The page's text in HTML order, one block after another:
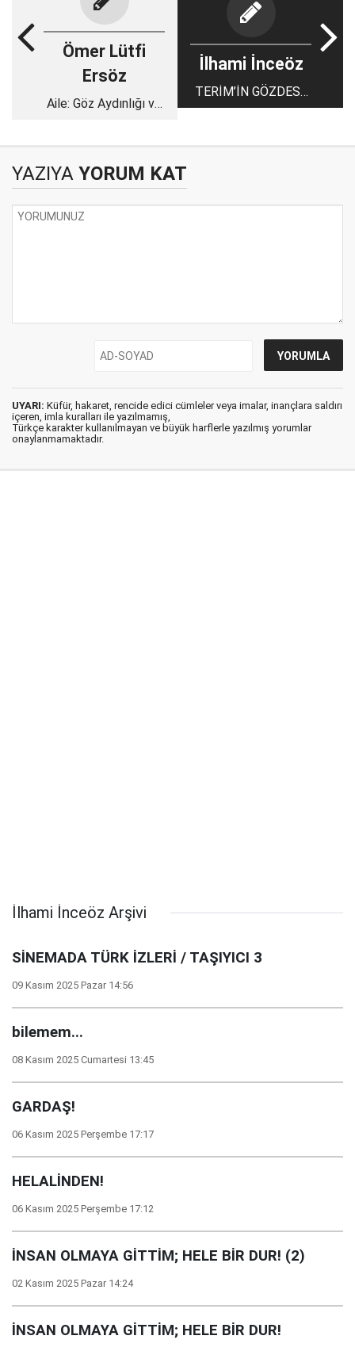
Ömer Lütfi
Ersöz
Aile: Göz Aydınlığı ve
İlhami İnceöz
TERİM’İN GÖZDESİ,
MUSLERA’NIN YEDEK
YAZIYA YORUM KAT
UYARI: Küfür, hakaret, rencide edici cümleler veya imalar, inançlara saldırı
içeren, imla kuralları ile yazılmamış,
Türkçe karakter kullanılmayan ve büyük harflerle yazılmış yorumlar
onaylanmamaktadır.
İlhami İnceöz Arşivi
SİNEMADA TÜRK İZLERİ / TAŞIYICI 3
09 Kasım 2025 Pazar 14:56
bilemem...
08 Kasım 2025 Cumartesi 13:45
GARDAŞ!
06 Kasım 2025 Perşembe 17:17
HELALİNDEN!
06 Kasım 2025 Perşembe 17:12
İNSAN OLMAYA GİTTİM; HELE BİR DUR! (2)
02 Kasım 2025 Pazar 14:24
İNSAN OLMAYA GİTTİM; HELE BİR DUR!